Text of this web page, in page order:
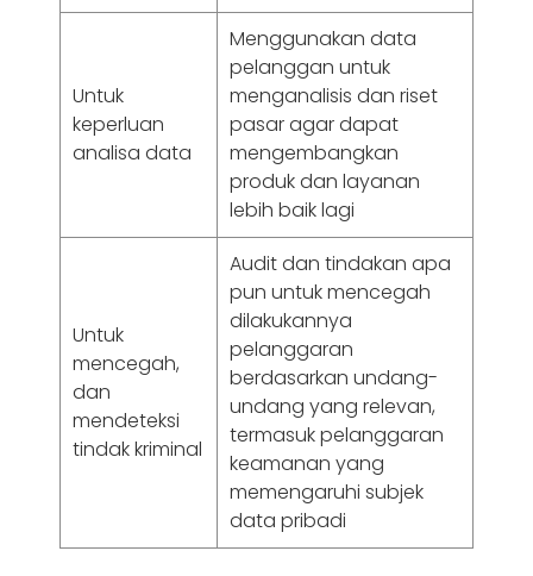
Untuk
keperluan
analisa data
Menggunakan data
pelanggan untuk
menganalisis dan riset
pasar agar dapat
mengembangkan
produk dan layanan
lebih baik lagi
Untuk
mencegah,
dan
mendeteksi
tindak kriminal
Audit dan tindakan apa
pun untuk mencegah
dilakukannya
pelanggaran
berdasarkan undang-
undang yang relevan,
termasuk pelanggaran
keamanan yang
memengaruhi subjek
data pribadi